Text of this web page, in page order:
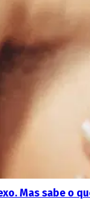
Mas sabe o